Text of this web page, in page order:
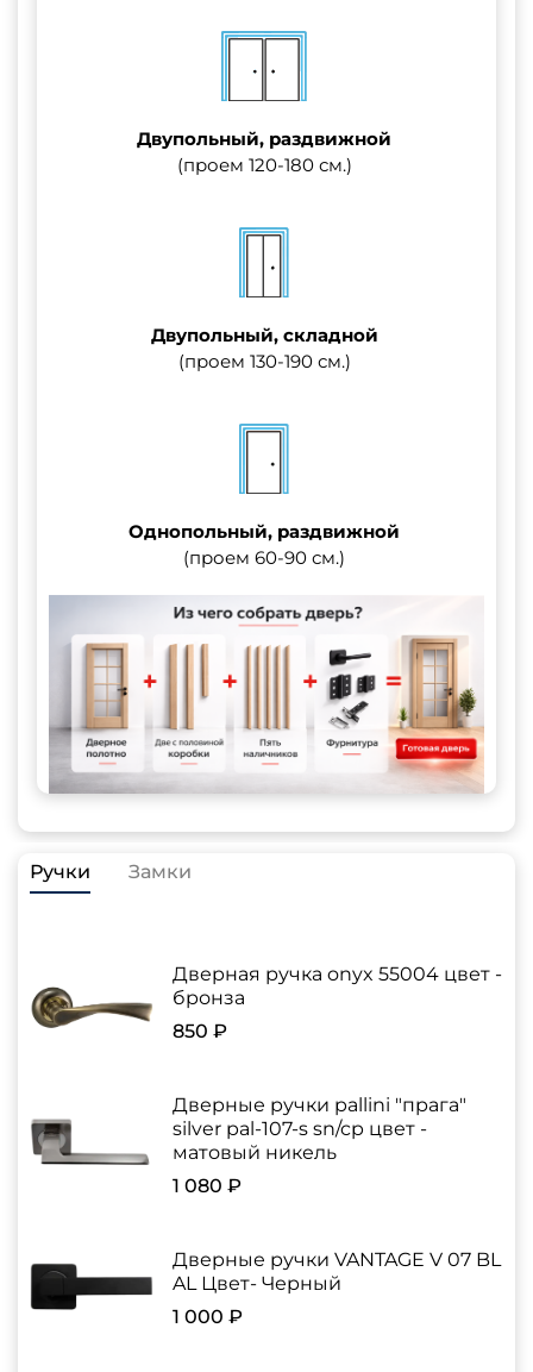
Двупольный, раздвижной
(проем 120-180 см.)
Двупольный, складной
(проем 130-190 см.)
Однопольный, раздвижной
(проем 60-90 см.)
Ручки Замки
Дверная ручка onyx 55004 цвет -
бронза
850 ₽
Дверные ручки pallini "прага"
silver pal-107-s sn/cp цвет -
матовый никель
1 080 ₽
Дверные ручки VANTAGE V 07 BL
AL Цвет- Черный
1 000 ₽